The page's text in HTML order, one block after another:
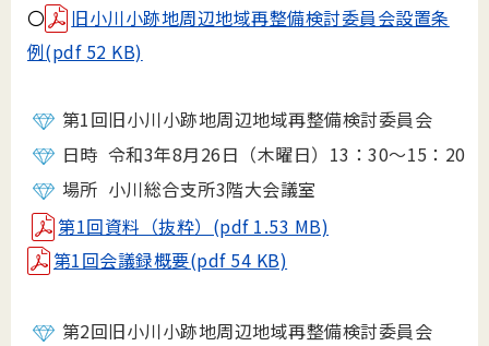
〇
旧小川小跡地周辺地域再整備検討委員会設置条
例(pdf 52 KB)
第1回旧小川小跡地周辺地域再整備検討委員会
日時 令和3年8月26日（木曜日）13：30～15：20
場所 小川総合支所3階大会議室
第1回資料（抜粋）(pdf 1.53 MB)
第1回会議録概要(pdf 54 KB)
第2回旧小川小跡地周辺地域再整備検討委員会